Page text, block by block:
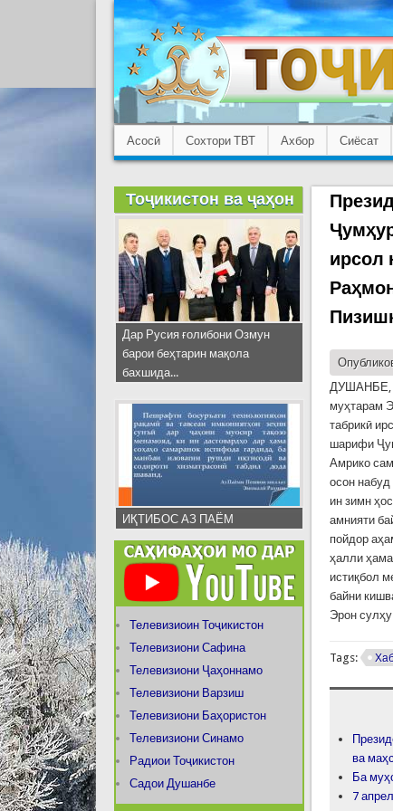
Асосӣ Сохтори ТВТ Ахбор Сиёсат
ирсол
ДУШАНБЕ,
муҳтарам
табрикӣ
шарифи
Амрико
осон
ин зимн
амнияти
пойдор
ҳалли
истиқбол
байни
Эрон
Tags:
ва
Ба
7
Тоҷикистон ва ҷаҳон
Дар Русия ғолибони Озмун
барои беҳтарин мақола
бахшида...
ИҚТИБОС АЗ ПАЁМ
Телевизиоин Тоҷикистон
Телевизиони Сафина
Телевизиони Ҷаҳоннамо
Телевизиони Варзиш
Телевизиони Баҳористон
Телевизиони Синамо
Радиои Тоҷикистон
Садои Душанбе